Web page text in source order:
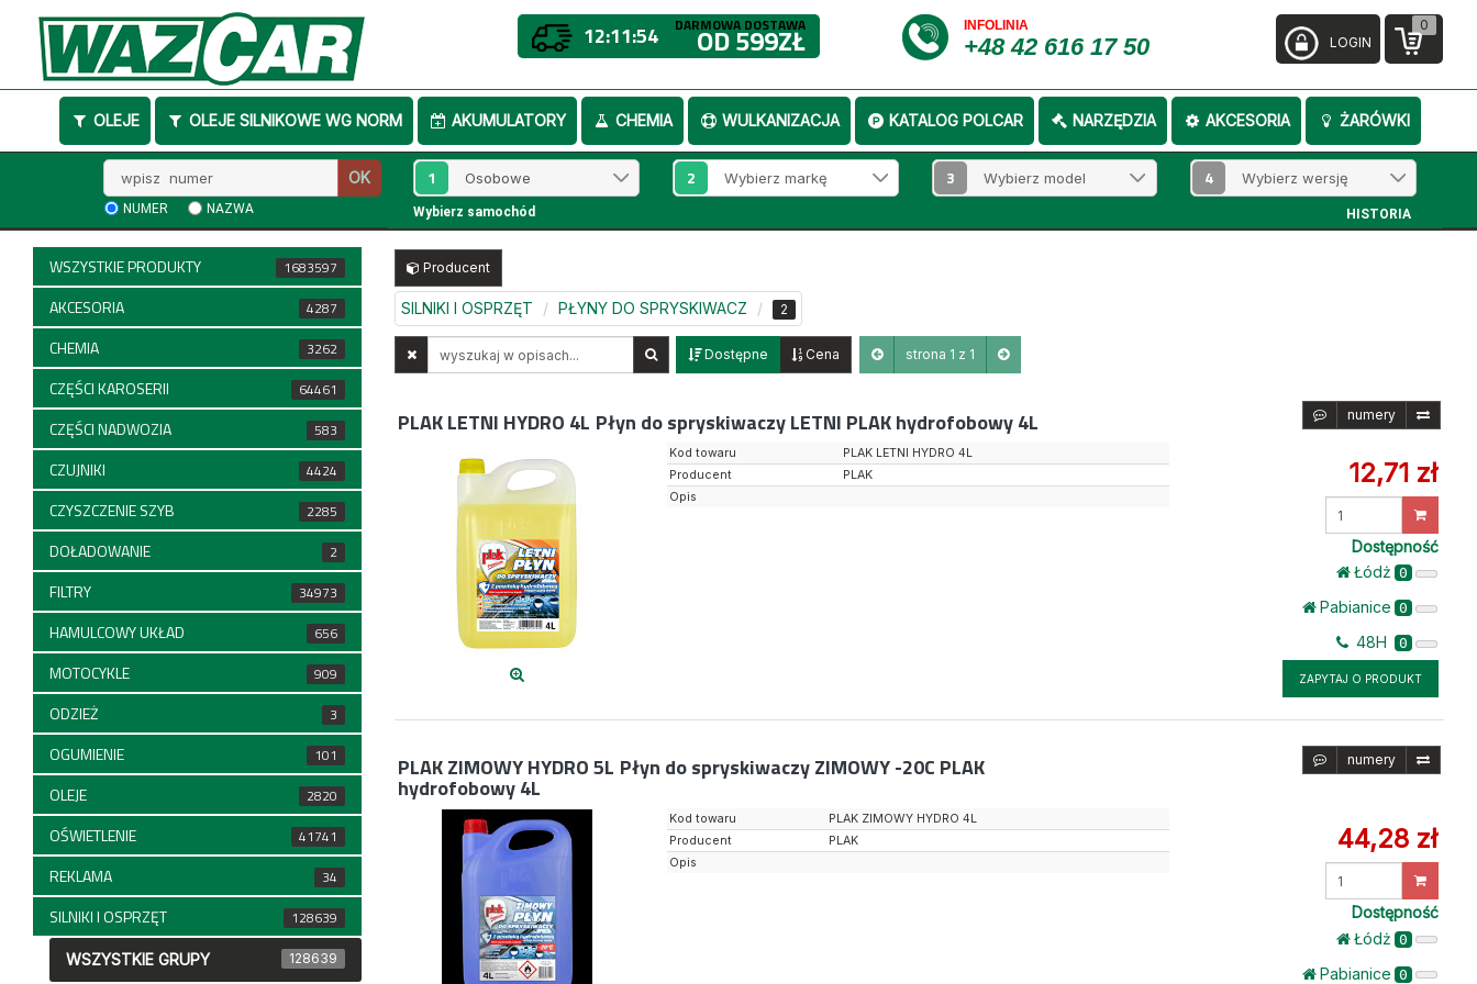
12:11:53 DARMOWA DOSTAWA
OD 599ZŁ INFOLINIA
+48 42 616 17 50
OLEJE OLEJE SILNIKOWE WG NORM AKUMULATORY CHEMIA WULKANIZACJA KATALOG POLCAR NARZĘDZIA AKCESORIA ŻARÓWKI
0
LOGIN
numer
OK
NUMER NAZWA
1 2 3 4
Wybierz samochód HISTORIA
Producent
SILNIKI I OSPRZĘT PŁYNY DO SPRYSKIWACZ 2
Dostępne Cena strona 1 z 1
PLAK LETNI HYDRO 4L Płyn do spryskiwaczy LETNI PLAK hydrofobowy 4L numery
12,71 zł
Dostępność
Łódż 0
Pabianice 0
48H 0
ZAPYTAJ O PRODUKT
Kod towaru
PLAK LETNI HYDRO 4L
Producent
PLAK
Opis
PLAK ZIMOWY HYDRO 5L Płyn do spryskiwaczy ZIMOWY -20C PLAK
hydrofobowy 4L
numery
44,28 zł
Dostępność
Łódż 0
Pabianice 0
Kod towaru
PLAK ZIMOWY HYDRO 4L
Producent
PLAK
Opis
WSZYSTKIE PRODUKTY 1683597
AKCESORIA 4287
CHEMIA 3262
CZĘŚCI KAROSERII 64461
CZĘŚCI NADWOZIA 583
CZUJNIKI 4424
CZYSZCZENIE SZYB 2285
DOŁADOWANIE 2
FILTRY 34973
HAMULCOWY UKŁAD 656
MOTOCYKLE 909
ODZIEŻ 3
OGUMIENIE 101
OLEJE 2820
OŚWIETLENIE 41741
REKLAMA 34
SILNIKI I OSPRZĘT 128639
WSZYSTKIE GRUPY 128639